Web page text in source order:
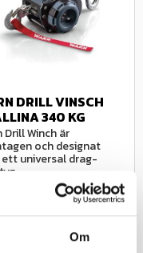
Om
DRILL VINSCH
340 KG
Drill Winch är
och designat
universal drag-